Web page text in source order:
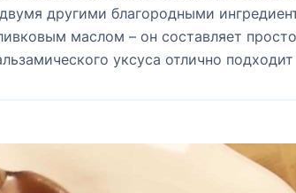
другими благородными
маслом – он составляет
уксуса отлично